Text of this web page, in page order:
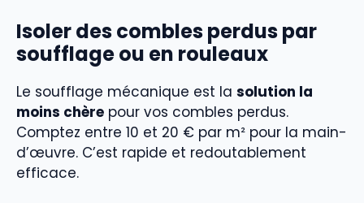
Isoler des combles perdus par
soufflage ou en rouleaux
Le soufflage mécanique est la solution la
moins chère pour vos combles perdus.
Comptez entre 10 et 20 € par m² pour la main-
d’œuvre. C’est rapide et redoutablement
efficace.